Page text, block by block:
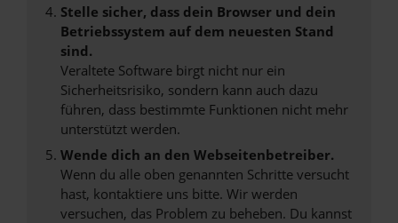
Stelle sicher, dass dein Browser und dein
Betriebssystem auf dem neuesten Stand
sind.
Veraltete Software birgt nicht nur ein
Sicherheitsrisiko, sondern kann auch dazu
führen, dass bestimmte Funktionen nicht mehr
unterstützt werden.
Wende dich an den Webseitenbetreiber.
Wenn du alle oben genannten Schritte versucht
hast, kontaktiere uns bitte. Wir werden
versuchen, das Problem zu beheben. Du kannst